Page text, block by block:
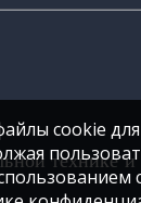
технике и
cookie